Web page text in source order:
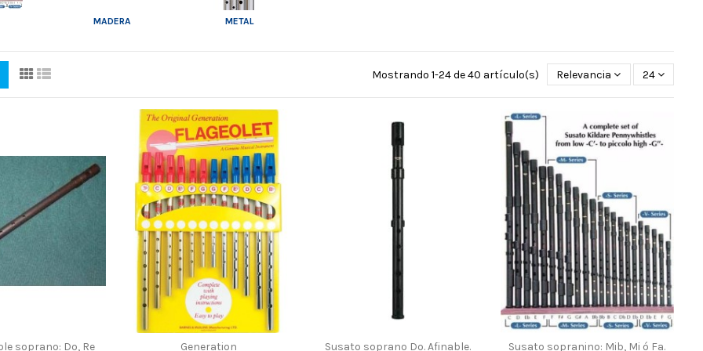
MADERA METAL
Mostrando 1-24 de 40 artículo(s) Relevancia 24
soprano: Do, Re Generation Susato soprano Do. Afinable. Susato sopranino: Mib, Mi ó Fa.